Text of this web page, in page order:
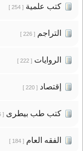
كتب علمية[ 254 ]
التراجم[ 226 ]
الروايات[ 222 ]
إقتصاد[ 220 ]
كتب طب بيطرى[ 186 ]
الفقه العام[ 184 ]